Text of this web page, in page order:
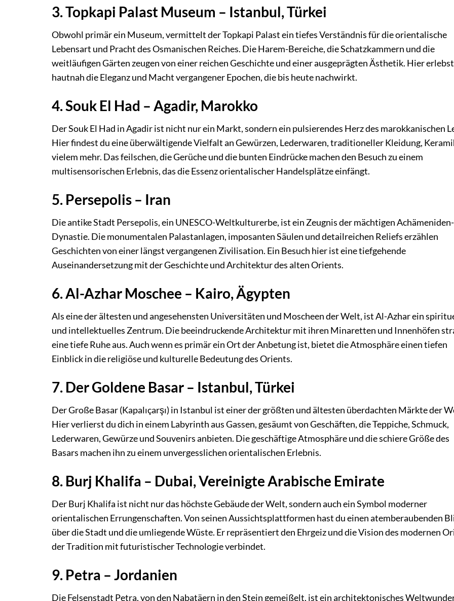
3. Topkapi Palast Museum – Istanbul, Türkei
Obwohl primär ein Museum, vermittelt der Topkapi Palast ein tiefes Verständnis für die orientalische
Lebensart und Pracht des Osmanischen Reiches. Die Harem-Bereiche, die Schatzkammern und die
weitläufigen Gärten zeugen von einer reichen Geschichte und einer ausgeprägten Ästhetik. Hier
hautnah die Eleganz und Macht vergangener Epochen, die bis heute nachwirkt.
4. Souk El Had – Agadir, Marokko
Der Souk El Had in Agadir ist nicht nur ein Markt, sondern ein pulsierendes Herz des marokkanischen
Hier findest du eine überwältigende Vielfalt an Gewürzen, Lederwaren, traditioneller Kleidung,
vielem mehr. Das feilschen, die Gerüche und die bunten Eindrücke machen den Besuch zu einem
multisensorischen Erlebnis, das die Essenz orientalischer Handelsplätze einfängt.
5. Persepolis – Iran
Die antike Stadt Persepolis, ein UNESCO-Weltkulturerbe, ist ein Zeugnis der mächtigen Achämeniden-
Dynastie. Die monumentalen Palastanlagen, imposanten Säulen und detailreichen Reliefs erzählen
Geschichten von einer längst vergangenen Zivilisation. Ein Besuch hier ist eine tiefgehende
Auseinandersetzung mit der Geschichte und Architektur des alten Orients.
6. Al-Azhar Moschee – Kairo, Ägypten
Als eine der ältesten und angesehensten Universitäten und Moscheen der Welt, ist Al-Azhar ein
und intellektuelles Zentrum. Die beeindruckende Architektur mit ihren Minaretten und Innenhöfen
eine tiefe Ruhe aus. Auch wenn es primär ein Ort der Anbetung ist, bietet die Atmosphäre einen tiefen
Einblick in die religiöse und kulturelle Bedeutung des Orients.
7. Der Goldene Basar – Istanbul, Türkei
Der Große Basar (Kapalıçarşı) in Istanbul ist einer der größten und ältesten überdachten Märkte der
Hier verlierst du dich in einem Labyrinth aus Gassen, gesäumt von Geschäften, die Teppiche, Schmuck,
Lederwaren, Gewürze und Souvenirs anbieten. Die geschäftige Atmosphäre und die schiere Größe des
Basars machen ihn zu einem unvergesslichen orientalischen Erlebnis.
8. Burj Khalifa – Dubai, Vereinigte Arabische Emirate
Der Burj Khalifa ist nicht nur das höchste Gebäude der Welt, sondern auch ein Symbol moderner
orientalischen Errungenschaften. Von seinen Aussichtsplattformen hast du einen atemberaubenden
über die Stadt und die umliegende Wüste. Er repräsentiert den Ehrgeiz und die Vision des modernen
der Tradition mit futuristischer Technologie verbindet.
9. Petra – Jordanien
Die Felsenstadt Petra, von den Nabatäern in den Stein gemeißelt, ist ein architektonisches